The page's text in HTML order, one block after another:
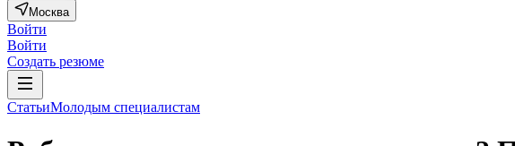
Москва
Войти
Войти
Создать резюме
СтатьиМолодым специалистам